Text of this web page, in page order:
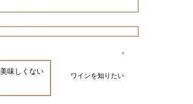
ワインを知りたい
味しくない